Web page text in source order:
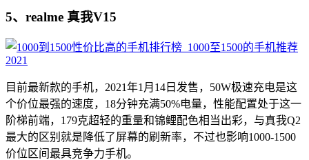
5、realme 真我V15
目前最新款的手机，2021年1月14日发售，50W极速充电是这
个价位最强的速度，18分钟充满50%电量，性能配置处于这一
阶梯前端，179克超轻的重量和锦鲤配色相当出彩，与真我Q2
最大的区别就是降低了屏幕的刷新率，不过也影响1000-1500
价位区间最具竞争力手机。